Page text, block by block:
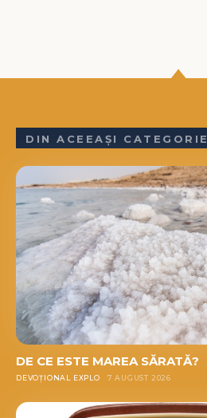
DIN ACEEAȘI CATEGORIE
DE CE ESTE MAREA SĂRATĂ?
DEVOȚIONAL EXPLO 7 AUGUST 2026